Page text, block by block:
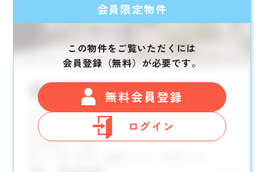
会員限定物件
この物件をご覧いただくには
会員登録（無料）が必要です。
無料会員登録
ログイン